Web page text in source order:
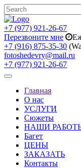
+7 (977) 921-26-67
Перезвоните мне
+7 (916) 875-35-30
fotoshedevry@mail.ru
+7 (977) 921-26-67
Toggle
navigationГлавная
О нас
УСЛУГИ
Сюжеты
НАШИ
Багет
ЦЕНЫ
ЗАКАЗАТЬ
Контакты